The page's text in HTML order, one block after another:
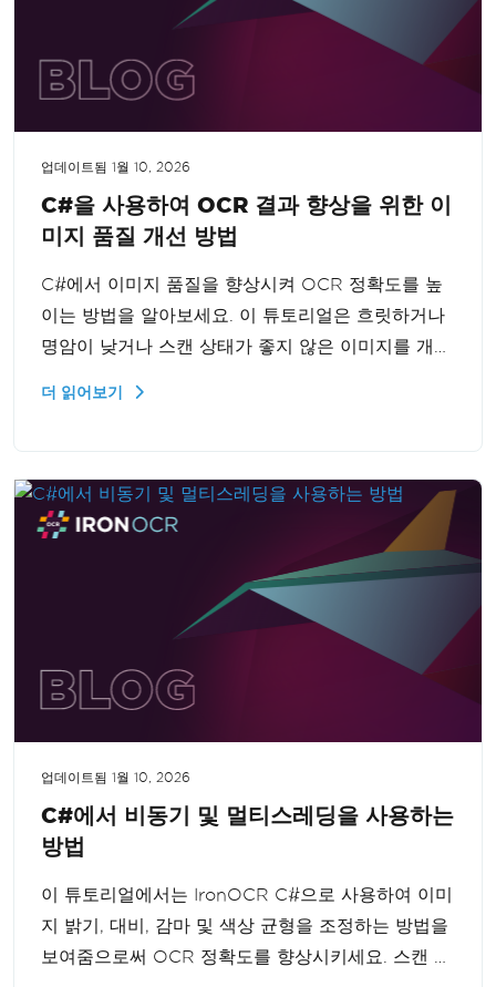
업데이트됨 1월 10, 2026
C#을 사용하여 OCR 결과 향상을 위한 이
미지 품질 개선 방법
C#에서 이미지 품질을 향상시켜 OCR 정확도를 높
이는 방법을 알아보세요. 이 튜토리얼은 흐릿하거나
명암이 낮거나 스캔 상태가 좋지 않은 이미지를 개선
더 읽어보기
업데이트됨 1월 10, 2026
C#에서 비동기 및 멀티스레딩을 사용하는
방법
이 튜토리얼에서는 IronOCR C#으로 사용하여 이미
지 밝기, 대비, 감마 및 색상 균형을 조정하는 방법을
보여줌으로써 OCR 정확도를 향상시키세요. 스캔 전